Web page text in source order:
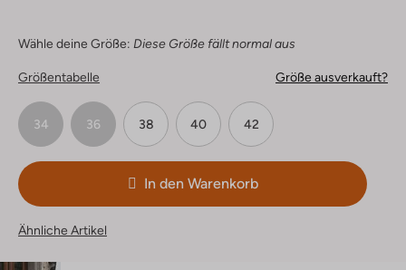
Wähle deine Größe: Diese Größe fällt normal aus
Größentabelle Größe ausverkauft?
34 36 38 40 42
In den Warenkorb
Ähnliche Artikel